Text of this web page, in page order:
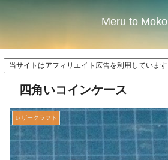
Meru to Moko
当サイトはアフィリエイト広告を利用しています
四角いコインケース
レザークラフト